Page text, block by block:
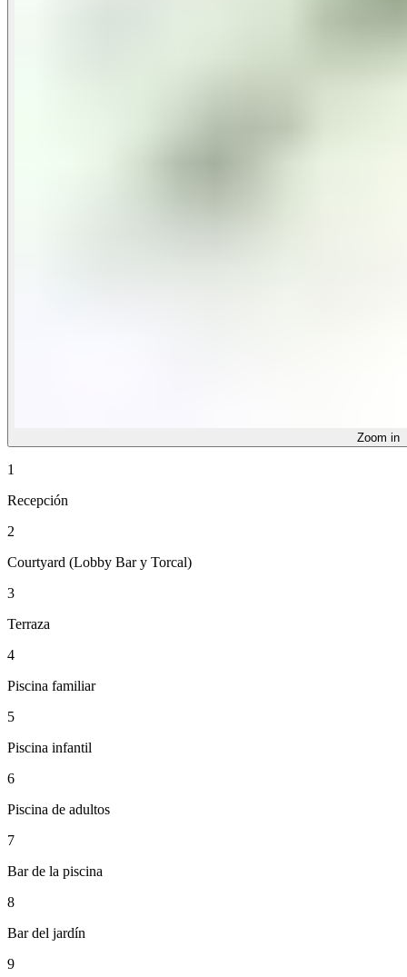
Zoom in
1
Recepción​​​​‌ ‍ ​‍​‍‌‍ ‌ ​‍‌‍‍‌‌‍‌ ‌‍‍‌‌‍ ‍​‍​‍​ ‍‍​‍​‍‌ ​ ‌‍​‌‌‍ ‍‌‍‍‌‌ ‌​‌ ‍‌​‍ ‍‌‍‍‌‌‍ ​‍​‍​‍ ​​‍​‍‌‍‍​‌ ​‍‌‍‌‌‌‍‌‍​‍​‍​ ‍‍​‍​‍‌‍‍​‌ ‌​‌ ‌​‌ ​​‌ ​ ​ ‍‍​‍ ​‍ ‌‍ ​​‍ ‌‌‍​‌‌‍ ‍‌‍‌​​‍ ‌‌ ​‍​‍ ‌‌‍‍​‌‍ ‌ ‌​‌‍‌‌‌‍ ​‌ ​ ​‍ ‌‌ ​ ‌ ‌​‌ ‌‌‌‍‌​‌‍‍‌‌‍ ​‍ ‍‌ ‌‍‌‍‌‌‌ ​‍‌‍​ ‌‍‌‌‌‍ ​​‍ ‍‌‍​‌‌ ​​‌ ​​​‍ ‌‍‍‌‌‍ ‍‌ ‌​‌‍‌‌‌‍ ‍‌ ‌​​‍ ‌‍‌‌‌‍‌​‌‍‍‌‌ ‌​​‍ ‌‍ ‌‌‍ ‌‍‌​‌‍‌‌​ ‌‌ ​​‌ ​‍‌‍‌‌‌ ​ ‌‍‌‌‌‍ ‍‌ ‌​‌‍​‌‌ ‌​‌‍‍‌‌‍ ‌‍ ‍​ ‍ ‌‍‍‌‌‍‌​​ ‌​ ‌‍‌‍‌​​ ​‌‌‍‌‌​ ​ ​ ‌ ‌‍‌​​ ​‌​‍ ‌​ ​‌‌‍‌​​ ​​‌‍‌‌​‍ ‌​ ‌​‌‍‌‍‌‍‌‍‌‍​‍​‍ ‌‌‍​‌​ ​ ​ ​‍​ ​‌​‍ ‌‌‍​‌​ ​‍​ ‌‍‌‍​ ​ ‌ ​ ​ ​ ‍‌​ ‌​​ ‌‌​ ‌‍‌‍​‍​ ​​​ ‍ ‌ ‌​‌ ‍‌‌ ​​‌‍‌‌​ ‌‌‍‍​‌‍ ‌ ‌​‌‍‌‌‌‍ ​‌‌​ ‌‍‍‌‌ ‌​‌‍‌‌‌‌​​‌‍​‌‌‍‌ ‌‍‌‌​ ‍ ‌ ​​‌‍​‌‌ ‌​‌‍‍​​ ‌‌ ​​‌‍​‌‌‍‌ ‌‍‌‌‌​​‍‌ ‌‌‌‍‍‌‌‍ ​‌‍‌​‌‍‌‌‌ ​‍​‍‌‌​ ‌‌‌​​‍‌‌ ‌‍‍ ‌‍‌‌‌ ‍‌​‍‌‌​ ​ ‌​‌​​‍‌‌​ ​ ‌​‌​​‍‌‌​ ​‍​ ​‍‌‍‌‌​ ‍​​ ‌‌​ ‌‌‌‍​ ​ ​‍‌‍​ ‌‍​‌​ ‌‍​ ​​​ ​ ​ ‌‌​‍‌‌​ ​‍​ ​‍​‍‌‌​ ‌‌‌​‌​​‍ ‍‌ ​​‌‍ ‌‍‍‌‌‍ ‍‌ ‌​‌ ​ ‌​ ‌‍‌‍‌​‍‌‌‍ ‍‌ ‌​‌‍‌‌‌ ​‍‌‍‌‌‌ ​ ‌ ‌​‌ ​ ​‍‌‌​ ‌‌‌​​‍‌‌ ‌‍‍ ‌‍‌‌‌ ‍‌​‍‌‌​ ​ ‌​‌​​‍‌‌​ ​ ‌​‌​​‍‌‌​ ​‍​ ​‍​ ‌​​ ​‍‌‍‌​‌‍​‍‌‍‌‍​ ‍​‌‍‌‍​ ​‍‌‍‌‍​ ‍​‌‍​‌​ ‍‌​‍‌‌​ ​‍​ ​‍​‍‌‌​ ‌‌‌​‌​​‍ ‍‌‍‌​‌‍‌‌‌ ‌​‌‍​‌‌‍‍‌‌‍ ​​ ‌‍​‍‌‍​‌‌ ​ ‌‍‌‌‌‌‌‌‌ ​‍‌‍ ​​ ‌‌‍‍​‌ ‌​‌ ‌​‌ ​​‌ ​ ​‍‌‌​ ​ ‌​​‌​‍‌‌​ ​‍‌​‌‍​‍‌‌​ ​‍‌​‌‍‌‍ ​​‍ ‌‌‍​‌‌‍ ‍‌‍‌​​‍ ‌‌ ​‍​‍ ‌‌‍‍​‌‍ ‌ ‌​‌‍‌‌‌‍ ​‌ ​ ​‍ ‌‌ ​ ‌ ‌​‌ ‌‌‌‍‌​‌‍‍‌‌‍ ​‍ ‍‌ ‌‍‌‍‌‌‌ ​‍‌‍​ ‌‍‌‌‌‍ ​​‍ ‍‌‍​‌‌ ​​‌ ​​​‍‌‍‌‍‍‌‌‍‌​​ ‌​ ‌‍‌‍‌​​ ​‌‌‍‌‌​ ​ ​ ‌ ‌‍‌​​ ​‌​‍ ‌​ ​‌‌‍‌​​ ​​‌‍‌‌​‍ ‌​ ‌​‌‍‌‍‌‍‌‍‌‍​‍​‍ ‌‌‍​‌​ ​ ​ ​‍​ ​‌​‍ ‌‌‍​‌​ ​‍​ ‌‍‌‍​ ​ ‌ ​ ​ ​ ‍‌​ ‌​​ ‌‌​ ‌‍‌‍​‍​ ​​​‍‌‍‌ ‌​‌ ‍‌‌ ​​‌‍‌‌​ ‌‌‍‍​‌‍ ‌ ‌​‌‍‌‌‌‍ ​‌‌​ ‌‍‍‌‌ ‌​‌‍‌‌‌‌​​‌‍​‌‌‍‌ ‌‍‌‌​‍‌‍‌ ​​‌‍​‌‌ ‌​‌‍‍​​ ‌‌ ​​‌‍​‌‌‍‌ ‌‍‌‌‌​​‍‌ ‌‌‌‍‍‌‌‍ ​‌‍‌​‌‍‌‌‌ ​‍​‍‌‌​ ‌‌‌​​‍‌‌ ‌‍‍ ‌‍‌‌‌ ‍‌​‍‌‌​ ​ ‌​‌​​‍‌‌​ ​ ‌​‌​​‍‌‌​ ​‍​ ​‍‌‍‌‌​ ‍​​ ‌‌​ ‌‌‌‍​ ​ ​‍‌‍​ ‌‍​‌​ ‌‍​ ​​​ ​ ​ ‌‌​‍‌‌​ ​‍​ ​‍​‍‌‌​ ‌‌‌​‌​​‍ ‍‌ ​​‌‍ ‌‍‍‌‌‍ ‍‌ ‌​‌ ​ ‌​ ‌‍‌‍‌​‍‌‌‍ ‍‌ ‌​‌‍‌‌‌ ​‍‌‍‌‌‌ ​ ‌ ‌​‌ ​ ​‍‌‌​ ‌‌‌​​‍‌‌ ‌‍‍ ‌‍‌‌‌ ‍‌​‍‌‌​ ​ ‌​‌​​‍‌‌​ ​ ‌​‌​​‍‌‌​ ​‍​ ​‍​ ‌​​ ​‍‌‍‌​‌‍​‍‌‍‌‍​ ‍​‌‍‌‍​ ​‍‌‍‌‍​ ‍​‌‍​‌​ ‍‌​‍‌‌​ ​‍​ ​‍​‍‌‌​ ‌‌‌​‌​​‍ ‍‌‍‌​‌‍‌‌‌ ‌​‌‍​‌‌‍‍‌‌‍ ​​‍‌‍‌ ​​‌‍‌‌‌ ​‍‌ ​ ‌ ​​‌‍‌‌‌‍​ ‌ ‌​‌‍‍‌‌ ‌‍‌‍‌‌​ ‌‌ ​​‌ ‌‌‌‍​‍‌‍ ​‌‍‍‌‌ ​ ‌‍‍​‌‍‌‌‌‍‌​​‍​‍‌ ‌
2
Courtyard (Lobby Bar y Torcal)​​​​‌ ‍ ​‍​‍‌‍ ‌ ​‍‌‍‍‌‌‍‌ ‌‍‍‌‌‍ ‍​‍​‍​ ‍‍​‍​‍‌ ​ ‌‍​‌‌‍ ‍‌‍‍‌‌ ‌​‌ ‍‌​‍ ‍‌‍‍‌‌‍ ​‍​‍​‍ ​​‍​‍‌‍‍​‌ ​‍‌‍‌‌‌‍‌‍​‍​‍​ ‍‍​‍​‍‌‍‍​‌ ‌​‌ ‌​‌ ​​‌ ​ ​ ‍‍​‍ ​‍ ‌‍ ​​‍ ‌‌‍​‌‌‍ ‍‌‍‌​​‍ ‌‌ ​‍​‍ ‌‌‍‍​‌‍ ‌ ‌​‌‍‌‌‌‍ ​‌ ​ ​‍ ‌‌ ​ ‌ ‌​‌ ‌‌‌‍‌​‌‍‍‌‌‍ ​‍ ‍‌ ‌‍‌‍‌‌‌ ​‍‌‍​ ‌‍‌‌‌‍ ​​‍ ‍‌‍​‌‌ ​​‌ ​​​‍ ‌‍‍‌‌‍ ‍‌ ‌​‌‍‌‌‌‍ ‍‌ ‌​​‍ ‌‍‌‌‌‍‌​‌‍‍‌‌ ‌​​‍ ‌‍ ‌‌‍ ‌‍‌​‌‍‌‌​ ‌‌ ​​‌ ​‍‌‍‌‌‌ ​ ‌‍‌‌‌‍ ‍‌ ‌​‌‍​‌‌ ‌​‌‍‍‌‌‍ ‌‍ ‍​ ‍ ‌‍‍‌‌‍‌​​ ‌​ ‌‍‌‍‌​​ ​‌‌‍‌‌​ ​ ​ ‌ ‌‍‌​​ ​‌​‍ ‌​ ​‌‌‍‌​​ ​​‌‍‌‌​‍ ‌​ ‌​‌‍‌‍‌‍‌‍‌‍​‍​‍ ‌‌‍​‌​ ​ ​ ​‍​ ​‌​‍ ‌‌‍​‌​ ​‍​ ‌‍‌‍​ ​ ‌ ​ ​ ​ ‍‌​ ‌​​ ‌‌​ ‌‍‌‍​‍​ ​​​ ‍ ‌ ‌​‌ ‍‌‌ ​​‌‍‌‌​ ‌‌‍‍​‌‍ ‌ ‌​‌‍‌‌‌‍ ​‌‌​ ‌‍‍‌‌ ‌​‌‍‌‌‌‌​​‌‍​‌‌‍‌ ‌‍‌‌​ ‍ ‌ ​​‌‍​‌‌ ‌​‌‍‍​​ ‌‌ ​​‌‍​‌‌‍‌ ‌‍‌‌‌​​‍‌ ‌‌‌‍‍‌‌‍ ​‌‍‌​‌‍‌‌‌ ​‍​‍‌‌​ ‌‌‌​​‍‌‌ ‌‍‍ ‌‍‌‌‌ ‍‌​‍‌‌​ ​ ‌​‌​​‍‌‌​ ​ ‌​‌​​‍‌‌​ ​‍​ ​‍‌‍‌‌​ ‍​​ ‌‌​ ‌‌‌‍​ ​ ​‍‌‍​ ‌‍​‌​ ‌‍​ ​​​ ​ ​ ‌‌​‍‌‌​ ​‍​ ​‍​‍‌‌​ ‌‌‌​‌​​‍ ‍‌ ​​‌‍ ‌‍‍‌‌‍ ‍‌ ‌​‌ ​ ‌​ ‌‍‌‍‌​‍‌‌‍ ‍‌ ‌​‌‍‌‌‌ ​‍‌‍‌‌‌ ​ ‌ ‌​‌ ​ ​‍‌‌​ ‌‌‌​​‍‌‌ ‌‍‍ ‌‍‌‌‌ ‍‌​‍‌‌​ ​ ‌​‌​​‍‌‌​ ​ ‌​‌​​‍‌‌​ ​‍​ ​‍​ ​​​ ‍​​ ‍‌​ ‌​​ ​‍​ ‌‍‌‍​‍‌‍​‌‌‍‌​‌‍‌‍​ ​ ‌‍‌‌​‍‌‌​ ​‍​ ​‍​‍‌‌​ ‌‌‌​‌​​‍ ‍‌‍‌​‌‍‌‌‌ ‌​‌‍​‌‌‍‍‌‌‍ ​​ ‌‍​‍‌‍​‌‌ ​ ‌‍‌‌‌‌‌‌‌ ​‍‌‍ ​​ ‌‌‍‍​‌ ‌​‌ ‌​‌ ​​‌ ​ ​‍‌‌​ ​ ‌​​‌​‍‌‌​ ​‍‌​‌‍​‍‌‌​ ​‍‌​‌‍‌‍ ​​‍ ‌‌‍​‌‌‍ ‍‌‍‌​​‍ ‌‌ ​‍​‍ ‌‌‍‍​‌‍ ‌ ‌​‌‍‌‌‌‍ ​‌ ​ ​‍ ‌‌ ​ ‌ ‌​‌ ‌‌‌‍‌​‌‍‍‌‌‍ ​‍ ‍‌ ‌‍‌‍‌‌‌ ​‍‌‍​ ‌‍‌‌‌‍ ​​‍ ‍‌‍​‌‌ ​​‌ ​​​‍‌‍‌‍‍‌‌‍‌​​ ‌​ ‌‍‌‍‌​​ ​‌‌‍‌‌​ ​ ​ ‌ ‌‍‌​​ ​‌​‍ ‌​ ​‌‌‍‌​​ ​​‌‍‌‌​‍ ‌​ ‌​‌‍‌‍‌‍‌‍‌‍​‍​‍ ‌‌‍​‌​ ​ ​ ​‍​ ​‌​‍ ‌‌‍​‌​ ​‍​ ‌‍‌‍​ ​ ‌ ​ ​ ​ ‍‌​ ‌​​ ‌‌​ ‌‍‌‍​‍​ ​​​‍‌‍‌ ‌​‌ ‍‌‌ ​​‌‍‌‌​ ‌‌‍‍​‌‍ ‌ ‌​‌‍‌‌‌‍ ​‌‌​ ‌‍‍‌‌ ‌​‌‍‌‌‌‌​​‌‍​‌‌‍‌ ‌‍‌‌​‍‌‍‌ ​​‌‍​‌‌ ‌​‌‍‍​​ ‌‌ ​​‌‍​‌‌‍‌ ‌‍‌‌‌​​‍‌ ‌‌‌‍‍‌‌‍ ​‌‍‌​‌‍‌‌‌ ​‍​‍‌‌​ ‌‌‌​​‍‌‌ ‌‍‍ ‌‍‌‌‌ ‍‌​‍‌‌​ ​ ‌​‌​​‍‌‌​ ​ ‌​‌​​‍‌‌​ ​‍​ ​‍‌‍‌‌​ ‍​​ ‌‌​ ‌‌‌‍​ ​ ​‍‌‍​ ‌‍​‌​ ‌‍​ ​​​ ​ ​ ‌‌​‍‌‌​ ​‍​ ​‍​‍‌‌​ ‌‌‌​‌​​‍ ‍‌ ​​‌‍ ‌‍‍‌‌‍ ‍‌ ‌​‌ ​ ‌​ ‌‍‌‍‌​‍‌‌‍ ‍‌ ‌​‌‍‌‌‌ ​‍‌‍‌‌‌ ​ ‌ ‌​‌ ​ ​‍‌‌​ ‌‌‌​​‍‌‌ ‌‍‍ ‌‍‌‌‌ ‍‌​‍‌‌​ ​ ‌​‌​​‍‌‌​ ​ ‌​‌​​‍‌‌​ ​‍​ ​‍​ ​​​ ‍​​ ‍‌​ ‌​​ ​‍​ ‌‍‌‍​‍‌‍​‌‌‍‌​‌‍‌‍​ ​ ‌‍‌‌​‍‌‌​ ​‍​ ​‍​‍‌‌​ ‌‌‌​‌​​‍ ‍‌‍‌​‌‍‌‌‌ ‌​‌‍​‌‌‍‍‌‌‍ ​​‍‌‍‌ ​​‌‍‌‌‌ ​‍‌ ​ ‌ ​​‌‍‌‌‌‍​ ‌ ‌​‌‍‍‌‌ ‌‍‌‍‌‌​ ‌‌ ​​‌ ‌‌‌‍​‍‌‍ ​‌‍‍‌‌ ​ ‌‍‍​‌‍‌‌‌‍‌​​‍​‍‌ ‌
3
Terraza ​​​​‌ ‍ ​‍​‍‌‍ ‌ ​‍‌‍‍‌‌‍‌ ‌‍‍‌‌‍ ‍​‍​‍​ ‍‍​‍​‍‌ ​ ‌‍​‌‌‍ ‍‌‍‍‌‌ ‌​‌ ‍‌​‍ ‍‌‍‍‌‌‍ ​‍​‍​‍ ​​‍​‍‌‍‍​‌ ​‍‌‍‌‌‌‍‌‍​‍​‍​ ‍‍​‍​‍‌‍‍​‌ ‌​‌ ‌​‌ ​​‌ ​ ​ ‍‍​‍ ​‍ ‌‍ ​​‍ ‌‌‍​‌‌‍ ‍‌‍‌​​‍ ‌‌ ​‍​‍ ‌‌‍‍​‌‍ ‌ ‌​‌‍‌‌‌‍ ​‌ ​ ​‍ ‌‌ ​ ‌ ‌​‌ ‌‌‌‍‌​‌‍‍‌‌‍ ​‍ ‍‌ ‌‍‌‍‌‌‌ ​‍‌‍​ ‌‍‌‌‌‍ ​​‍ ‍‌‍​‌‌ ​​‌ ​​​‍ ‌‍‍‌‌‍ ‍‌ ‌​‌‍‌‌‌‍ ‍‌ ‌​​‍ ‌‍‌‌‌‍‌​‌‍‍‌‌ ‌​​‍ ‌‍ ‌‌‍ ‌‍‌​‌‍‌‌​ ‌‌ ​​‌ ​‍‌‍‌‌‌ ​ ‌‍‌‌‌‍ ‍‌ ‌​‌‍​‌‌ ‌​‌‍‍‌‌‍ ‌‍ ‍​ ‍ ‌‍‍‌‌‍‌​​ ‌​ ‌‍‌‍‌​​ ​‌‌‍‌‌​ ​ ​ ‌ ‌‍‌​​ ​‌​‍ ‌​ ​‌‌‍‌​​ ​​‌‍‌‌​‍ ‌​ ‌​‌‍‌‍‌‍‌‍‌‍​‍​‍ ‌‌‍​‌​ ​ ​ ​‍​ ​‌​‍ ‌‌‍​‌​ ​‍​ ‌‍‌‍​ ​ ‌ ​ ​ ​ ‍‌​ ‌​​ ‌‌​ ‌‍‌‍​‍​ ​​​ ‍ ‌ ‌​‌ ‍‌‌ ​​‌‍‌‌​ ‌‌‍‍​‌‍ ‌ ‌​‌‍‌‌‌‍ ​‌‌​ ‌‍‍‌‌ ‌​‌‍‌‌‌‌​​‌‍​‌‌‍‌ ‌‍‌‌​ ‍ ‌ ​​‌‍​‌‌ ‌​‌‍‍​​ ‌‌ ​​‌‍​‌‌‍‌ ‌‍‌‌‌​​‍‌ ‌‌‌‍‍‌‌‍ ​‌‍‌​‌‍‌‌‌ ​‍​‍‌‌​ ‌‌‌​​‍‌‌ ‌‍‍ ‌‍‌‌‌ ‍‌​‍‌‌​ ​ ‌​‌​​‍‌‌​ ​ ‌​‌​​‍‌‌​ ​‍​ ​‍‌‍‌‌​ ‍​​ ‌‌​ ‌‌‌‍​ ​ ​‍‌‍​ ‌‍​‌​ ‌‍​ ​​​ ​ ​ ‌‌​‍‌‌​ ​‍​ ​‍​‍‌‌​ ‌‌‌​‌​​‍ ‍‌ ​​‌‍ ‌‍‍‌‌‍ ‍‌ ‌​‌ ​ ‌​ ‌‍‌‍‌​‍‌‌‍ ‍‌ ‌​‌‍‌‌‌ ​‍‌‍‌‌‌ ​ ‌ ‌​‌ ​ ​‍‌‌​ ‌‌‌​​‍‌‌ ‌‍‍ ‌‍‌‌‌ ‍‌​‍‌‌​ ​ ‌​‌​​‍‌‌​ ​ ‌​‌​​‍‌‌​ ​‍​ ​‍​ ‌ ​ ​‌​ ‍‌​ ​‌​ ​‍​ ‌​‌‍​‍​ ‌‍​ ​​​ ‌‍‌‍​‌‌‍​‌​‍‌‌​ ​‍​ ​‍​‍‌‌​ ‌‌‌​‌​​‍ ‍‌‍‌​‌‍‌‌‌ ‌​‌‍​‌‌‍‍‌‌‍ ​​ ‌‍​‍‌‍​‌‌ ​ ‌‍‌‌‌‌‌‌‌ ​‍‌‍ ​​ ‌‌‍‍​‌ ‌​‌ ‌​‌ ​​‌ ​ ​‍‌‌​ ​ ‌​​‌​‍‌‌​ ​‍‌​‌‍​‍‌‌​ ​‍‌​‌‍‌‍ ​​‍ ‌‌‍​‌‌‍ ‍‌‍‌​​‍ ‌‌ ​‍​‍ ‌‌‍‍​‌‍ ‌ ‌​‌‍‌‌‌‍ ​‌ ​ ​‍ ‌‌ ​ ‌ ‌​‌ ‌‌‌‍‌​‌‍‍‌‌‍ ​‍ ‍‌ ‌‍‌‍‌‌‌ ​‍‌‍​ ‌‍‌‌‌‍ ​​‍ ‍‌‍​‌‌ ​​‌ ​​​‍‌‍‌‍‍‌‌‍‌​​ ‌​ ‌‍‌‍‌​​ ​‌‌‍‌‌​ ​ ​ ‌ ‌‍‌​​ ​‌​‍ ‌​ ​‌‌‍‌​​ ​​‌‍‌‌​‍ ‌​ ‌​‌‍‌‍‌‍‌‍‌‍​‍​‍ ‌‌‍​‌​ ​ ​ ​‍​ ​‌​‍ ‌‌‍​‌​ ​‍​ ‌‍‌‍​ ​ ‌ ​ ​ ​ ‍‌​ ‌​​ ‌‌​ ‌‍‌‍​‍​ ​​​‍‌‍‌ ‌​‌ ‍‌‌ ​​‌‍‌‌​ ‌‌‍‍​‌‍ ‌ ‌​‌‍‌‌‌‍ ​‌‌​ ‌‍‍‌‌ ‌​‌‍‌‌‌‌​​‌‍​‌‌‍‌ ‌‍‌‌​‍‌‍‌ ​​‌‍​‌‌ ‌​‌‍‍​​ ‌‌ ​​‌‍​‌‌‍‌ ‌‍‌‌‌​​‍‌ ‌‌‌‍‍‌‌‍ ​‌‍‌​‌‍‌‌‌ ​‍​‍‌‌​ ‌‌‌​​‍‌‌ ‌‍‍ ‌‍‌‌‌ ‍‌​‍‌‌​ ​ ‌​‌​​‍‌‌​ ​ ‌​‌​​‍‌‌​ ​‍​ ​‍‌‍‌‌​ ‍​​ ‌‌​ ‌‌‌‍​ ​ ​‍‌‍​ ‌‍​‌​ ‌‍​ ​​​ ​ ​ ‌‌​‍‌‌​ ​‍​ ​‍​‍‌‌​ ‌‌‌​‌​​‍ ‍‌ ​​‌‍ ‌‍‍‌‌‍ ‍‌ ‌​‌ ​ ‌​ ‌‍‌‍‌​‍‌‌‍ ‍‌ ‌​‌‍‌‌‌ ​‍‌‍‌‌‌ ​ ‌ ‌​‌ ​ ​‍‌‌​ ‌‌‌​​‍‌‌ ‌‍‍ ‌‍‌‌‌ ‍‌​‍‌‌​ ​ ‌​‌​​‍‌‌​ ​ ‌​‌​​‍‌‌​ ​‍​ ​‍​ ‌ ​ ​‌​ ‍‌​ ​‌​ ​‍​ ‌​‌‍​‍​ ‌‍​ ​​​ ‌‍‌‍​‌‌‍​‌​‍‌‌​ ​‍​ ​‍​‍‌‌​ ‌‌‌​‌​​‍ ‍‌‍‌​‌‍‌‌‌ ‌​‌‍​‌‌‍‍‌‌‍ ​​‍‌‍‌ ​​‌‍‌‌‌ ​‍‌ ​ ‌ ​​‌‍‌‌‌‍​ ‌ ‌​‌‍‍‌‌ ‌‍‌‍‌‌​ ‌‌ ​​‌ ‌‌‌‍​‍‌‍ ​‌‍‍‌‌ ​ ‌‍‍​‌‍‌‌‌‍‌​​‍​‍‌ ‌
4
Piscina familiar​​​​‌ ‍ ​‍​‍‌‍ ‌ ​‍‌‍‍‌‌‍‌ ‌‍‍‌‌‍ ‍​‍​‍​ ‍‍​‍​‍‌ ​ ‌‍​‌‌‍ ‍‌‍‍‌‌ ‌​‌ ‍‌​‍ ‍‌‍‍‌‌‍ ​‍​‍​‍ ​​‍​‍‌‍‍​‌ ​‍‌‍‌‌‌‍‌‍​‍​‍​ ‍‍​‍​‍‌‍‍​‌ ‌​‌ ‌​‌ ​​‌ ​ ​ ‍‍​‍ ​‍ ‌‍ ​​‍ ‌‌‍​‌‌‍ ‍‌‍‌​​‍ ‌‌ ​‍​‍ ‌‌‍‍​‌‍ ‌ ‌​‌‍‌‌‌‍ ​‌ ​ ​‍ ‌‌ ​ ‌ ‌​‌ ‌‌‌‍‌​‌‍‍‌‌‍ ​‍ ‍‌ ‌‍‌‍‌‌‌ ​‍‌‍​ ‌‍‌‌‌‍ ​​‍ ‍‌‍​‌‌ ​​‌ ​​​‍ ‌‍‍‌‌‍ ‍‌ ‌​‌‍‌‌‌‍ ‍‌ ‌​​‍ ‌‍‌‌‌‍‌​‌‍‍‌‌ ‌​​‍ ‌‍ ‌‌‍ ‌‍‌​‌‍‌‌​ ‌‌ ​​‌ ​‍‌‍‌‌‌ ​ ‌‍‌‌‌‍ ‍‌ ‌​‌‍​‌‌ ‌​‌‍‍‌‌‍ ‌‍ ‍​ ‍ ‌‍‍‌‌‍‌​​ ‌​ ‌‍‌‍‌​​ ​‌‌‍‌‌​ ​ ​ ‌ ‌‍‌​​ ​‌​‍ ‌​ ​‌‌‍‌​​ ​​‌‍‌‌​‍ ‌​ ‌​‌‍‌‍‌‍‌‍‌‍​‍​‍ ‌‌‍​‌​ ​ ​ ​‍​ ​‌​‍ ‌‌‍​‌​ ​‍​ ‌‍‌‍​ ​ ‌ ​ ​ ​ ‍‌​ ‌​​ ‌‌​ ‌‍‌‍​‍​ ​​​ ‍ ‌ ‌​‌ ‍‌‌ ​​‌‍‌‌​ ‌‌‍‍​‌‍ ‌ ‌​‌‍‌‌‌‍ ​‌‌​ ‌‍‍‌‌ ‌​‌‍‌‌‌‌​​‌‍​‌‌‍‌ ‌‍‌‌​ ‍ ‌ ​​‌‍​‌‌ ‌​‌‍‍​​ ‌‌ ​​‌‍​‌‌‍‌ ‌‍‌‌‌​​‍‌ ‌‌‌‍‍‌‌‍ ​‌‍‌​‌‍‌‌‌ ​‍​‍‌‌​ ‌‌‌​​‍‌‌ ‌‍‍ ‌‍‌‌‌ ‍‌​‍‌‌​ ​ ‌​‌​​‍‌‌​ ​ ‌​‌​​‍‌‌​ ​‍​ ​‍‌‍‌‌​ ‍​​ ‌‌​ ‌‌‌‍​ ​ ​‍‌‍​ ‌‍​‌​ ‌‍​ ​​​ ​ ​ ‌‌​‍‌‌​ ​‍​ ​‍​‍‌‌​ ‌‌‌​‌​​‍ ‍‌ ​​‌‍ ‌‍‍‌‌‍ ‍‌ ‌​‌ ​ ‌​ ‌‍‌‍‌​‍‌‌‍ ‍‌ ‌​‌‍‌‌‌ ​‍‌‍‌‌‌ ​ ‌ ‌​‌ ​ ​‍‌‌​ ‌‌‌​​‍‌‌ ‌‍‍ ‌‍‌‌‌ ‍‌​‍‌‌​ ​ ‌​‌​​‍‌‌​ ​ ‌​‌​​‍‌‌​ ​‍​ ​‍​ ‌​‌‍​‌‌‍​ ‌‍​‌​ ​‍‌‍​ ‌‍‌‍‌‍​‍‌‍​ ‌‍‌​‌‍‌​‌‍​ ​‍‌‌​ ​‍​ ​‍​‍‌‌​ ‌‌‌​‌​​‍ ‍‌‍‌​‌‍‌‌‌ ‌​‌‍​‌‌‍‍‌‌‍ ​​ ‌‍​‍‌‍​‌‌ ​ ‌‍‌‌‌‌‌‌‌ ​‍‌‍ ​​ ‌‌‍‍​‌ ‌​‌ ‌​‌ ​​‌ ​ ​‍‌‌​ ​ ‌​​‌​‍‌‌​ ​‍‌​‌‍​‍‌‌​ ​‍‌​‌‍‌‍ ​​‍ ‌‌‍​‌‌‍ ‍‌‍‌​​‍ ‌‌ ​‍​‍ ‌‌‍‍​‌‍ ‌ ‌​‌‍‌‌‌‍ ​‌ ​ ​‍ ‌‌ ​ ‌ ‌​‌ ‌‌‌‍‌​‌‍‍‌‌‍ ​‍ ‍‌ ‌‍‌‍‌‌‌ ​‍‌‍​ ‌‍‌‌‌‍ ​​‍ ‍‌‍​‌‌ ​​‌ ​​​‍‌‍‌‍‍‌‌‍‌​​ ‌​ ‌‍‌‍‌​​ ​‌‌‍‌‌​ ​ ​ ‌ ‌‍‌​​ ​‌​‍ ‌​ ​‌‌‍‌​​ ​​‌‍‌‌​‍ ‌​ ‌​‌‍‌‍‌‍‌‍‌‍​‍​‍ ‌‌‍​‌​ ​ ​ ​‍​ ​‌​‍ ‌‌‍​‌​ ​‍​ ‌‍‌‍​ ​ ‌ ​ ​ ​ ‍‌​ ‌​​ ‌‌​ ‌‍‌‍​‍​ ​​​‍‌‍‌ ‌​‌ ‍‌‌ ​​‌‍‌‌​ ‌‌‍‍​‌‍ ‌ ‌​‌‍‌‌‌‍ ​‌‌​ ‌‍‍‌‌ ‌​‌‍‌‌‌‌​​‌‍​‌‌‍‌ ‌‍‌‌​‍‌‍‌ ​​‌‍​‌‌ ‌​‌‍‍​​ ‌‌ ​​‌‍​‌‌‍‌ ‌‍‌‌‌​​‍‌ ‌‌‌‍‍‌‌‍ ​‌‍‌​‌‍‌‌‌ ​‍​‍‌‌​ ‌‌‌​​‍‌‌ ‌‍‍ ‌‍‌‌‌ ‍‌​‍‌‌​ ​ ‌​‌​​‍‌‌​ ​ ‌​‌​​‍‌‌​ ​‍​ ​‍‌‍‌‌​ ‍​​ ‌‌​ ‌‌‌‍​ ​ ​‍‌‍​ ‌‍​‌​ ‌‍​ ​​​ ​ ​ ‌‌​‍‌‌​ ​‍​ ​‍​‍‌‌​ ‌‌‌​‌​​‍ ‍‌ ​​‌‍ ‌‍‍‌‌‍ ‍‌ ‌​‌ ​ ‌​ ‌‍‌‍‌​‍‌‌‍ ‍‌ ‌​‌‍‌‌‌ ​‍‌‍‌‌‌ ​ ‌ ‌​‌ ​ ​‍‌‌​ ‌‌‌​​‍‌‌ ‌‍‍ ‌‍‌‌‌ ‍‌​‍‌‌​ ​ ‌​‌​​‍‌‌​ ​ ‌​‌​​‍‌‌​ ​‍​ ​‍​ ‌​‌‍​‌‌‍​ ‌‍​‌​ ​‍‌‍​ ‌‍‌‍‌‍​‍‌‍​ ‌‍‌​‌‍‌​‌‍​ ​‍‌‌​ ​‍​ ​‍​‍‌‌​ ‌‌‌​‌​​‍ ‍‌‍‌​‌‍‌‌‌ ‌​‌‍​‌‌‍‍‌‌‍ ​​‍‌‍‌ ​​‌‍‌‌‌ ​‍‌ ​ ‌ ​​‌‍‌‌‌‍​ ‌ ‌​‌‍‍‌‌ ‌‍‌‍‌‌​ ‌‌ ​​‌ ‌‌‌‍​‍‌‍ ​‌‍‍‌‌ ​ ‌‍‍​‌‍‌‌‌‍‌​​‍​‍‌ ‌
5
Piscina infantil​​​​‌ ‍ ​‍​‍‌‍ ‌ ​‍‌‍‍‌‌‍‌ ‌‍‍‌‌‍ ‍​‍​‍​ ‍‍​‍​‍‌ ​ ‌‍​‌‌‍ ‍‌‍‍‌‌ ‌​‌ ‍‌​‍ ‍‌‍‍‌‌‍ ​‍​‍​‍ ​​‍​‍‌‍‍​‌ ​‍‌‍‌‌‌‍‌‍​‍​‍​ ‍‍​‍​‍‌‍‍​‌ ‌​‌ ‌​‌ ​​‌ ​ ​ ‍‍​‍ ​‍ ‌‍ ​​‍ ‌‌‍​‌‌‍ ‍‌‍‌​​‍ ‌‌ ​‍​‍ ‌‌‍‍​‌‍ ‌ ‌​‌‍‌‌‌‍ ​‌ ​ ​‍ ‌‌ ​ ‌ ‌​‌ ‌‌‌‍‌​‌‍‍‌‌‍ ​‍ ‍‌ ‌‍‌‍‌‌‌ ​‍‌‍​ ‌‍‌‌‌‍ ​​‍ ‍‌‍​‌‌ ​​‌ ​​​‍ ‌‍‍‌‌‍ ‍‌ ‌​‌‍‌‌‌‍ ‍‌ ‌​​‍ ‌‍‌‌‌‍‌​‌‍‍‌‌ ‌​​‍ ‌‍ ‌‌‍ ‌‍‌​‌‍‌‌​ ‌‌ ​​‌ ​‍‌‍‌‌‌ ​ ‌‍‌‌‌‍ ‍‌ ‌​‌‍​‌‌ ‌​‌‍‍‌‌‍ ‌‍ ‍​ ‍ ‌‍‍‌‌‍‌​​ ‌​ ‌‍‌‍‌​​ ​‌‌‍‌‌​ ​ ​ ‌ ‌‍‌​​ ​‌​‍ ‌​ ​‌‌‍‌​​ ​​‌‍‌‌​‍ ‌​ ‌​‌‍‌‍‌‍‌‍‌‍​‍​‍ ‌‌‍​‌​ ​ ​ ​‍​ ​‌​‍ ‌‌‍​‌​ ​‍​ ‌‍‌‍​ ​ ‌ ​ ​ ​ ‍‌​ ‌​​ ‌‌​ ‌‍‌‍​‍​ ​​​ ‍ ‌ ‌​‌ ‍‌‌ ​​‌‍‌‌​ ‌‌‍‍​‌‍ ‌ ‌​‌‍‌‌‌‍ ​‌‌​ ‌‍‍‌‌ ‌​‌‍‌‌‌‌​​‌‍​‌‌‍‌ ‌‍‌‌​ ‍ ‌ ​​‌‍​‌‌ ‌​‌‍‍​​ ‌‌ ​​‌‍​‌‌‍‌ ‌‍‌‌‌​​‍‌ ‌‌‌‍‍‌‌‍ ​‌‍‌​‌‍‌‌‌ ​‍​‍‌‌​ ‌‌‌​​‍‌‌ ‌‍‍ ‌‍‌‌‌ ‍‌​‍‌‌​ ​ ‌​‌​​‍‌‌​ ​ ‌​‌​​‍‌‌​ ​‍​ ​‍‌‍‌‌​ ‍​​ ‌‌​ ‌‌‌‍​ ​ ​‍‌‍​ ‌‍​‌​ ‌‍​ ​​​ ​ ​ ‌‌​‍‌‌​ ​‍​ ​‍​‍‌‌​ ‌‌‌​‌​​‍ ‍‌ ​​‌‍ ‌‍‍‌‌‍ ‍‌ ‌​‌ ​ ‌​ ‌‍‌‍‌​‍‌‌‍ ‍‌ ‌​‌‍‌‌‌ ​‍‌‍‌‌‌ ​ ‌ ‌​‌ ​ ​‍‌‌​ ‌‌‌​​‍‌‌ ‌‍‍ ‌‍‌‌‌ ‍‌​‍‌‌​ ​ ‌​‌​​‍‌‌​ ​ ‌​‌​​‍‌‌​ ​‍​ ​‍‌‍‌‌​ ‌​​ ​ ‌‍‌​​ ​‍​ ‌ ​ ​ ​ ‍‌​ ‌‌​ ‍​‌‍​‍‌‍‌‍​‍‌‌​ ​‍​ ​‍​‍‌‌​ ‌‌‌​‌​​‍ ‍‌‍‌​‌‍‌‌‌ ‌​‌‍​‌‌‍‍‌‌‍ ​​ ‌‍​‍‌‍​‌‌ ​ ‌‍‌‌‌‌‌‌‌ ​‍‌‍ ​​ ‌‌‍‍​‌ ‌​‌ ‌​‌ ​​‌ ​ ​‍‌‌​ ​ ‌​​‌​‍‌‌​ ​‍‌​‌‍​‍‌‌​ ​‍‌​‌‍‌‍ ​​‍ ‌‌‍​‌‌‍ ‍‌‍‌​​‍ ‌‌ ​‍​‍ ‌‌‍‍​‌‍ ‌ ‌​‌‍‌‌‌‍ ​‌ ​ ​‍ ‌‌ ​ ‌ ‌​‌ ‌‌‌‍‌​‌‍‍‌‌‍ ​‍ ‍‌ ‌‍‌‍‌‌‌ ​‍‌‍​ ‌‍‌‌‌‍ ​​‍ ‍‌‍​‌‌ ​​‌ ​​​‍‌‍‌‍‍‌‌‍‌​​ ‌​ ‌‍‌‍‌​​ ​‌‌‍‌‌​ ​ ​ ‌ ‌‍‌​​ ​‌​‍ ‌​ ​‌‌‍‌​​ ​​‌‍‌‌​‍ ‌​ ‌​‌‍‌‍‌‍‌‍‌‍​‍​‍ ‌‌‍​‌​ ​ ​ ​‍​ ​‌​‍ ‌‌‍​‌​ ​‍​ ‌‍‌‍​ ​ ‌ ​ ​ ​ ‍‌​ ‌​​ ‌‌​ ‌‍‌‍​‍​ ​​​‍‌‍‌ ‌​‌ ‍‌‌ ​​‌‍‌‌​ ‌‌‍‍​‌‍ ‌ ‌​‌‍‌‌‌‍ ​‌‌​ ‌‍‍‌‌ ‌​‌‍‌‌‌‌​​‌‍​‌‌‍‌ ‌‍‌‌​‍‌‍‌ ​​‌‍​‌‌ ‌​‌‍‍​​ ‌‌ ​​‌‍​‌‌‍‌ ‌‍‌‌‌​​‍‌ ‌‌‌‍‍‌‌‍ ​‌‍‌​‌‍‌‌‌ ​‍​‍‌‌​ ‌‌‌​​‍‌‌ ‌‍‍ ‌‍‌‌‌ ‍‌​‍‌‌​ ​ ‌​‌​​‍‌‌​ ​ ‌​‌​​‍‌‌​ ​‍​ ​‍‌‍‌‌​ ‍​​ ‌‌​ ‌‌‌‍​ ​ ​‍‌‍​ ‌‍​‌​ ‌‍​ ​​​ ​ ​ ‌‌​‍‌‌​ ​‍​ ​‍​‍‌‌​ ‌‌‌​‌​​‍ ‍‌ ​​‌‍ ‌‍‍‌‌‍ ‍‌ ‌​‌ ​ ‌​ ‌‍‌‍‌​‍‌‌‍ ‍‌ ‌​‌‍‌‌‌ ​‍‌‍‌‌‌ ​ ‌ ‌​‌ ​ ​‍‌‌​ ‌‌‌​​‍‌‌ ‌‍‍ ‌‍‌‌‌ ‍‌​‍‌‌​ ​ ‌​‌​​‍‌‌​ ​ ‌​‌​​‍‌‌​ ​‍​ ​‍‌‍‌‌​ ‌​​ ​ ‌‍‌​​ ​‍​ ‌ ​ ​ ​ ‍‌​ ‌‌​ ‍​‌‍​‍‌‍‌‍​‍‌‌​ ​‍​ ​‍​‍‌‌​ ‌‌‌​‌​​‍ ‍‌‍‌​‌‍‌‌‌ ‌​‌‍​‌‌‍‍‌‌‍ ​​‍‌‍‌ ​​‌‍‌‌‌ ​‍‌ ​ ‌ ​​‌‍‌‌‌‍​ ‌ ‌​‌‍‍‌‌ ‌‍‌‍‌‌​ ‌‌ ​​‌ ‌‌‌‍​‍‌‍ ​‌‍‍‌‌ ​ ‌‍‍​‌‍‌‌‌‍‌​​‍​‍‌ ‌
6
Piscina de adultos​​​​‌ ‍ ​‍​‍‌‍ ‌ ​‍‌‍‍‌‌‍‌ ‌‍‍‌‌‍ ‍​‍​‍​ ‍‍​‍​‍‌ ​ ‌‍​‌‌‍ ‍‌‍‍‌‌ ‌​‌ ‍‌​‍ ‍‌‍‍‌‌‍ ​‍​‍​‍ ​​‍​‍‌‍‍​‌ ​‍‌‍‌‌‌‍‌‍​‍​‍​ ‍‍​‍​‍‌‍‍​‌ ‌​‌ ‌​‌ ​​‌ ​ ​ ‍‍​‍ ​‍ ‌‍ ​​‍ ‌‌‍​‌‌‍ ‍‌‍‌​​‍ ‌‌ ​‍​‍ ‌‌‍‍​‌‍ ‌ ‌​‌‍‌‌‌‍ ​‌ ​ ​‍ ‌‌ ​ ‌ ‌​‌ ‌‌‌‍‌​‌‍‍‌‌‍ ​‍ ‍‌ ‌‍‌‍‌‌‌ ​‍‌‍​ ‌‍‌‌‌‍ ​​‍ ‍‌‍​‌‌ ​​‌ ​​​‍ ‌‍‍‌‌‍ ‍‌ ‌​‌‍‌‌‌‍ ‍‌ ‌​​‍ ‌‍‌‌‌‍‌​‌‍‍‌‌ ‌​​‍ ‌‍ ‌‌‍ ‌‍‌​‌‍‌‌​ ‌‌ ​​‌ ​‍‌‍‌‌‌ ​ ‌‍‌‌‌‍ ‍‌ ‌​‌‍​‌‌ ‌​‌‍‍‌‌‍ ‌‍ ‍​ ‍ ‌‍‍‌‌‍‌​​ ‌​ ‌‍‌‍‌​​ ​‌‌‍‌‌​ ​ ​ ‌ ‌‍‌​​ ​‌​‍ ‌​ ​‌‌‍‌​​ ​​‌‍‌‌​‍ ‌​ ‌​‌‍‌‍‌‍‌‍‌‍​‍​‍ ‌‌‍​‌​ ​ ​ ​‍​ ​‌​‍ ‌‌‍​‌​ ​‍​ ‌‍‌‍​ ​ ‌ ​ ​ ​ ‍‌​ ‌​​ ‌‌​ ‌‍‌‍​‍​ ​​​ ‍ ‌ ‌​‌ ‍‌‌ ​​‌‍‌‌​ ‌‌‍‍​‌‍ ‌ ‌​‌‍‌‌‌‍ ​‌‌​ ‌‍‍‌‌ ‌​‌‍‌‌‌‌​​‌‍​‌‌‍‌ ‌‍‌‌​ ‍ ‌ ​​‌‍​‌‌ ‌​‌‍‍​​ ‌‌ ​​‌‍​‌‌‍‌ ‌‍‌‌‌​​‍‌ ‌‌‌‍‍‌‌‍ ​‌‍‌​‌‍‌‌‌ ​‍​‍‌‌​ ‌‌‌​​‍‌‌ ‌‍‍ ‌‍‌‌‌ ‍‌​‍‌‌​ ​ ‌​‌​​‍‌‌​ ​ ‌​‌​​‍‌‌​ ​‍​ ​‍‌‍‌‌​ ‍​​ ‌‌​ ‌‌‌‍​ ​ ​‍‌‍​ ‌‍​‌​ ‌‍​ ​​​ ​ ​ ‌‌​‍‌‌​ ​‍​ ​‍​‍‌‌​ ‌‌‌​‌​​‍ ‍‌ ​​‌‍ ‌‍‍‌‌‍ ‍‌ ‌​‌ ​ ‌​ ‌‍‌‍‌​‍‌‌‍ ‍‌ ‌​‌‍‌‌‌ ​‍‌‍‌‌‌ ​ ‌ ‌​‌ ​ ​‍‌‌​ ‌‌‌​​‍‌‌ ‌‍‍ ‌‍‌‌‌ ‍‌​‍‌‌​ ​ ‌​‌​​‍‌‌​ ​ ‌​‌​​‍‌‌​ ​‍​ ​‍​ ‌‌‌‍‌​​ ​‍​ ‌ ‌‍​ ‌‍‌‍​ ​ ​ ​ ​ ​ ‌‍‌‍​ ​‌​ ‌​​‍‌‌​ ​‍​ ​‍​‍‌‌​ ‌‌‌​‌​​‍ ‍‌‍‌​‌‍‌‌‌ ‌​‌‍​‌‌‍‍‌‌‍ ​​ ‌‍​‍‌‍​‌‌ ​ ‌‍‌‌‌‌‌‌‌ ​‍‌‍ ​​ ‌‌‍‍​‌ ‌​‌ ‌​‌ ​​‌ ​ ​‍‌‌​ ​ ‌​​‌​‍‌‌​ ​‍‌​‌‍​‍‌‌​ ​‍‌​‌‍‌‍ ​​‍ ‌‌‍​‌‌‍ ‍‌‍‌​​‍ ‌‌ ​‍​‍ ‌‌‍‍​‌‍ ‌ ‌​‌‍‌‌‌‍ ​‌ ​ ​‍ ‌‌ ​ ‌ ‌​‌ ‌‌‌‍‌​‌‍‍‌‌‍ ​‍ ‍‌ ‌‍‌‍‌‌‌ ​‍‌‍​ ‌‍‌‌‌‍ ​​‍ ‍‌‍​‌‌ ​​‌ ​​​‍‌‍‌‍‍‌‌‍‌​​ ‌​ ‌‍‌‍‌​​ ​‌‌‍‌‌​ ​ ​ ‌ ‌‍‌​​ ​‌​‍ ‌​ ​‌‌‍‌​​ ​​‌‍‌‌​‍ ‌​ ‌​‌‍‌‍‌‍‌‍‌‍​‍​‍ ‌‌‍​‌​ ​ ​ ​‍​ ​‌​‍ ‌‌‍​‌​ ​‍​ ‌‍‌‍​ ​ ‌ ​ ​ ​ ‍‌​ ‌​​ ‌‌​ ‌‍‌‍​‍​ ​​​‍‌‍‌ ‌​‌ ‍‌‌ ​​‌‍‌‌​ ‌‌‍‍​‌‍ ‌ ‌​‌‍‌‌‌‍ ​‌‌​ ‌‍‍‌‌ ‌​‌‍‌‌‌‌​​‌‍​‌‌‍‌ ‌‍‌‌​‍‌‍‌ ​​‌‍​‌‌ ‌​‌‍‍​​ ‌‌ ​​‌‍​‌‌‍‌ ‌‍‌‌‌​​‍‌ ‌‌‌‍‍‌‌‍ ​‌‍‌​‌‍‌‌‌ ​‍​‍‌‌​ ‌‌‌​​‍‌‌ ‌‍‍ ‌‍‌‌‌ ‍‌​‍‌‌​ ​ ‌​‌​​‍‌‌​ ​ ‌​‌​​‍‌‌​ ​‍​ ​‍‌‍‌‌​ ‍​​ ‌‌​ ‌‌‌‍​ ​ ​‍‌‍​ ‌‍​‌​ ‌‍​ ​​​ ​ ​ ‌‌​‍‌‌​ ​‍​ ​‍​‍‌‌​ ‌‌‌​‌​​‍ ‍‌ ​​‌‍ ‌‍‍‌‌‍ ‍‌ ‌​‌ ​ ‌​ ‌‍‌‍‌​‍‌‌‍ ‍‌ ‌​‌‍‌‌‌ ​‍‌‍‌‌‌ ​ ‌ ‌​‌ ​ ​‍‌‌​ ‌‌‌​​‍‌‌ ‌‍‍ ‌‍‌‌‌ ‍‌​‍‌‌​ ​ ‌​‌​​‍‌‌​ ​ ‌​‌​​‍‌‌​ ​‍​ ​‍​ ‌‌‌‍‌​​ ​‍​ ‌ ‌‍​ ‌‍‌‍​ ​ ​ ​ ​ ​ ‌‍‌‍​ ​‌​ ‌​​‍‌‌​ ​‍​ ​‍​‍‌‌​ ‌‌‌​‌​​‍ ‍‌‍‌​‌‍‌‌‌ ‌​‌‍​‌‌‍‍‌‌‍ ​​‍‌‍‌ ​​‌‍‌‌‌ ​‍‌ ​ ‌ ​​‌‍‌‌‌‍​ ‌ ‌​‌‍‍‌‌ ‌‍‌‍‌‌​ ‌‌ ​​‌ ‌‌‌‍​‍‌‍ ​‌‍‍‌‌ ​ ‌‍‍​‌‍‌‌‌‍‌​​‍​‍‌ ‌
7
Bar de la piscina​​​​‌ ‍ ​‍​‍‌‍ ‌ ​‍‌‍‍‌‌‍‌ ‌‍‍‌‌‍ ‍​‍​‍​ ‍‍​‍​‍‌ ​ ‌‍​‌‌‍ ‍‌‍‍‌‌ ‌​‌ ‍‌​‍ ‍‌‍‍‌‌‍ ​‍​‍​‍ ​​‍​‍‌‍‍​‌ ​‍‌‍‌‌‌‍‌‍​‍​‍​ ‍‍​‍​‍‌‍‍​‌ ‌​‌ ‌​‌ ​​‌ ​ ​ ‍‍​‍ ​‍ ‌‍ ​​‍ ‌‌‍​‌‌‍ ‍‌‍‌​​‍ ‌‌ ​‍​‍ ‌‌‍‍​‌‍ ‌ ‌​‌‍‌‌‌‍ ​‌ ​ ​‍ ‌‌ ​ ‌ ‌​‌ ‌‌‌‍‌​‌‍‍‌‌‍ ​‍ ‍‌ ‌‍‌‍‌‌‌ ​‍‌‍​ ‌‍‌‌‌‍ ​​‍ ‍‌‍​‌‌ ​​‌ ​​​‍ ‌‍‍‌‌‍ ‍‌ ‌​‌‍‌‌‌‍ ‍‌ ‌​​‍ ‌‍‌‌‌‍‌​‌‍‍‌‌ ‌​​‍ ‌‍ ‌‌‍ ‌‍‌​‌‍‌‌​ ‌‌ ​​‌ ​‍‌‍‌‌‌ ​ ‌‍‌‌‌‍ ‍‌ ‌​‌‍​‌‌ ‌​‌‍‍‌‌‍ ‌‍ ‍​ ‍ ‌‍‍‌‌‍‌​​ ‌​ ‌‍‌‍‌​​ ​‌‌‍‌‌​ ​ ​ ‌ ‌‍‌​​ ​‌​‍ ‌​ ​‌‌‍‌​​ ​​‌‍‌‌​‍ ‌​ ‌​‌‍‌‍‌‍‌‍‌‍​‍​‍ ‌‌‍​‌​ ​ ​ ​‍​ ​‌​‍ ‌‌‍​‌​ ​‍​ ‌‍‌‍​ ​ ‌ ​ ​ ​ ‍‌​ ‌​​ ‌‌​ ‌‍‌‍​‍​ ​​​ ‍ ‌ ‌​‌ ‍‌‌ ​​‌‍‌‌​ ‌‌‍‍​‌‍ ‌ ‌​‌‍‌‌‌‍ ​‌‌​ ‌‍‍‌‌ ‌​‌‍‌‌‌‌​​‌‍​‌‌‍‌ ‌‍‌‌​ ‍ ‌ ​​‌‍​‌‌ ‌​‌‍‍​​ ‌‌ ​​‌‍​‌‌‍‌ ‌‍‌‌‌​​‍‌ ‌‌‌‍‍‌‌‍ ​‌‍‌​‌‍‌‌‌ ​‍​‍‌‌​ ‌‌‌​​‍‌‌ ‌‍‍ ‌‍‌‌‌ ‍‌​‍‌‌​ ​ ‌​‌​​‍‌‌​ ​ ‌​‌​​‍‌‌​ ​‍​ ​‍‌‍‌‌​ ‍​​ ‌‌​ ‌‌‌‍​ ​ ​‍‌‍​ ‌‍​‌​ ‌‍​ ​​​ ​ ​ ‌‌​‍‌‌​ ​‍​ ​‍​‍‌‌​ ‌‌‌​‌​​‍ ‍‌ ​​‌‍ ‌‍‍‌‌‍ ‍‌ ‌​‌ ​ ‌​ ‌‍‌‍‌​‍‌‌‍ ‍‌ ‌​‌‍‌‌‌ ​‍‌‍‌‌‌ ​ ‌ ‌​‌ ​ ​‍‌‌​ ‌‌‌​​‍‌‌ ‌‍‍ ‌‍‌‌‌ ‍‌​‍‌‌​ ​ ‌​‌​​‍‌‌​ ​ ‌​‌​​‍‌‌​ ​‍​ ​‍​ ​‍​ ​ ‌‍‌‍‌‍​‌​ ‌​​ ​‍‌‍​‌​ ​‌​ ‌​‌‍​‌​ ‌‍‌‍‌‌​‍‌‌​ ​‍​ ​‍​‍‌‌​ ‌‌‌​‌​​‍ ‍‌‍‌​‌‍‌‌‌ ‌​‌‍​‌‌‍‍‌‌‍ ​​ ‌‍​‍‌‍​‌‌ ​ ‌‍‌‌‌‌‌‌‌ ​‍‌‍ ​​ ‌‌‍‍​‌ ‌​‌ ‌​‌ ​​‌ ​ ​‍‌‌​ ​ ‌​​‌​‍‌‌​ ​‍‌​‌‍​‍‌‌​ ​‍‌​‌‍‌‍ ​​‍ ‌‌‍​‌‌‍ ‍‌‍‌​​‍ ‌‌ ​‍​‍ ‌‌‍‍​‌‍ ‌ ‌​‌‍‌‌‌‍ ​‌ ​ ​‍ ‌‌ ​ ‌ ‌​‌ ‌‌‌‍‌​‌‍‍‌‌‍ ​‍ ‍‌ ‌‍‌‍‌‌‌ ​‍‌‍​ ‌‍‌‌‌‍ ​​‍ ‍‌‍​‌‌ ​​‌ ​​​‍‌‍‌‍‍‌‌‍‌​​ ‌​ ‌‍‌‍‌​​ ​‌‌‍‌‌​ ​ ​ ‌ ‌‍‌​​ ​‌​‍ ‌​ ​‌‌‍‌​​ ​​‌‍‌‌​‍ ‌​ ‌​‌‍‌‍‌‍‌‍‌‍​‍​‍ ‌‌‍​‌​ ​ ​ ​‍​ ​‌​‍ ‌‌‍​‌​ ​‍​ ‌‍‌‍​ ​ ‌ ​ ​ ​ ‍‌​ ‌​​ ‌‌​ ‌‍‌‍​‍​ ​​​‍‌‍‌ ‌​‌ ‍‌‌ ​​‌‍‌‌​ ‌‌‍‍​‌‍ ‌ ‌​‌‍‌‌‌‍ ​‌‌​ ‌‍‍‌‌ ‌​‌‍‌‌‌‌​​‌‍​‌‌‍‌ ‌‍‌‌​‍‌‍‌ ​​‌‍​‌‌ ‌​‌‍‍​​ ‌‌ ​​‌‍​‌‌‍‌ ‌‍‌‌‌​​‍‌ ‌‌‌‍‍‌‌‍ ​‌‍‌​‌‍‌‌‌ ​‍​‍‌‌​ ‌‌‌​​‍‌‌ ‌‍‍ ‌‍‌‌‌ ‍‌​‍‌‌​ ​ ‌​‌​​‍‌‌​ ​ ‌​‌​​‍‌‌​ ​‍​ ​‍‌‍‌‌​ ‍​​ ‌‌​ ‌‌‌‍​ ​ ​‍‌‍​ ‌‍​‌​ ‌‍​ ​​​ ​ ​ ‌‌​‍‌‌​ ​‍​ ​‍​‍‌‌​ ‌‌‌​‌​​‍ ‍‌ ​​‌‍ ‌‍‍‌‌‍ ‍‌ ‌​‌ ​ ‌​ ‌‍‌‍‌​‍‌‌‍ ‍‌ ‌​‌‍‌‌‌ ​‍‌‍‌‌‌ ​ ‌ ‌​‌ ​ ​‍‌‌​ ‌‌‌​​‍‌‌ ‌‍‍ ‌‍‌‌‌ ‍‌​‍‌‌​ ​ ‌​‌​​‍‌‌​ ​ ‌​‌​​‍‌‌​ ​‍​ ​‍​ ​‍​ ​ ‌‍‌‍‌‍​‌​ ‌​​ ​‍‌‍​‌​ ​‌​ ‌​‌‍​‌​ ‌‍‌‍‌‌​‍‌‌​ ​‍​ ​‍​‍‌‌​ ‌‌‌​‌​​‍ ‍‌‍‌​‌‍‌‌‌ ‌​‌‍​‌‌‍‍‌‌‍ ​​‍‌‍‌ ​​‌‍‌‌‌ ​‍‌ ​ ‌ ​​‌‍‌‌‌‍​ ‌ ‌​‌‍‍‌‌ ‌‍‌‍‌‌​ ‌‌ ​​‌ ‌‌‌‍​‍‌‍ ​‌‍‍‌‌ ​ ‌‍‍​‌‍‌‌‌‍‌​​‍​‍‌ ‌
8
Bar del jardín​​​​‌ ‍ ​‍​‍‌‍ ‌ ​‍‌‍‍‌‌‍‌ ‌‍‍‌‌‍ ‍​‍​‍​ ‍‍​‍​‍‌ ​ ‌‍​‌‌‍ ‍‌‍‍‌‌ ‌​‌ ‍‌​‍ ‍‌‍‍‌‌‍ ​‍​‍​‍ ​​‍​‍‌‍‍​‌ ​‍‌‍‌‌‌‍‌‍​‍​‍​ ‍‍​‍​‍‌‍‍​‌ ‌​‌ ‌​‌ ​​‌ ​ ​ ‍‍​‍ ​‍ ‌‍ ​​‍ ‌‌‍​‌‌‍ ‍‌‍‌​​‍ ‌‌ ​‍​‍ ‌‌‍‍​‌‍ ‌ ‌​‌‍‌‌‌‍ ​‌ ​ ​‍ ‌‌ ​ ‌ ‌​‌ ‌‌‌‍‌​‌‍‍‌‌‍ ​‍ ‍‌ ‌‍‌‍‌‌‌ ​‍‌‍​ ‌‍‌‌‌‍ ​​‍ ‍‌‍​‌‌ ​​‌ ​​​‍ ‌‍‍‌‌‍ ‍‌ ‌​‌‍‌‌‌‍ ‍‌ ‌​​‍ ‌‍‌‌‌‍‌​‌‍‍‌‌ ‌​​‍ ‌‍ ‌‌‍ ‌‍‌​‌‍‌‌​ ‌‌ ​​‌ ​‍‌‍‌‌‌ ​ ‌‍‌‌‌‍ ‍‌ ‌​‌‍​‌‌ ‌​‌‍‍‌‌‍ ‌‍ ‍​ ‍ ‌‍‍‌‌‍‌​​ ‌​ ‌‍‌‍‌​​ ​‌‌‍‌‌​ ​ ​ ‌ ‌‍‌​​ ​‌​‍ ‌​ ​‌‌‍‌​​ ​​‌‍‌‌​‍ ‌​ ‌​‌‍‌‍‌‍‌‍‌‍​‍​‍ ‌‌‍​‌​ ​ ​ ​‍​ ​‌​‍ ‌‌‍​‌​ ​‍​ ‌‍‌‍​ ​ ‌ ​ ​ ​ ‍‌​ ‌​​ ‌‌​ ‌‍‌‍​‍​ ​​​ ‍ ‌ ‌​‌ ‍‌‌ ​​‌‍‌‌​ ‌‌‍‍​‌‍ ‌ ‌​‌‍‌‌‌‍ ​‌‌​ ‌‍‍‌‌ ‌​‌‍‌‌‌‌​​‌‍​‌‌‍‌ ‌‍‌‌​ ‍ ‌ ​​‌‍​‌‌ ‌​‌‍‍​​ ‌‌ ​​‌‍​‌‌‍‌ ‌‍‌‌‌​​‍‌ ‌‌‌‍‍‌‌‍ ​‌‍‌​‌‍‌‌‌ ​‍​‍‌‌​ ‌‌‌​​‍‌‌ ‌‍‍ ‌‍‌‌‌ ‍‌​‍‌‌​ ​ ‌​‌​​‍‌‌​ ​ ‌​‌​​‍‌‌​ ​‍​ ​‍‌‍‌‌​ ‍​​ ‌‌​ ‌‌‌‍​ ​ ​‍‌‍​ ‌‍​‌​ ‌‍​ ​​​ ​ ​ ‌‌​‍‌‌​ ​‍​ ​‍​‍‌‌​ ‌‌‌​‌​​‍ ‍‌ ​​‌‍ ‌‍‍‌‌‍ ‍‌ ‌​‌ ​ ‌​ ‌‍‌‍‌​‍‌‌‍ ‍‌ ‌​‌‍‌‌‌ ​‍‌‍‌‌‌ ​ ‌ ‌​‌ ​ ​‍‌‌​ ‌‌‌​​‍‌‌ ‌‍‍ ‌‍‌‌‌ ‍‌​‍‌‌​ ​ ‌​‌​​‍‌‌​ ​ ‌​‌​​‍‌‌​ ​‍​ ​‍‌‍‌‌‌‍‌​​ ​‌‌‍​ ‌‍​‌​ ‍‌​ ​​​ ​ ​ ​ ​ ‌‌​ ​‍​ ‍‌​‍‌‌​ ​‍​ ​‍​‍‌‌​ ‌‌‌​‌​​‍ ‍‌‍‌​‌‍‌‌‌ ‌​‌‍​‌‌‍‍‌‌‍ ​​ ‌‍​‍‌‍​‌‌ ​ ‌‍‌‌‌‌‌‌‌ ​‍‌‍ ​​ ‌‌‍‍​‌ ‌​‌ ‌​‌ ​​‌ ​ ​‍‌‌​ ​ ‌​​‌​‍‌‌​ ​‍‌​‌‍​‍‌‌​ ​‍‌​‌‍‌‍ ​​‍ ‌‌‍​‌‌‍ ‍‌‍‌​​‍ ‌‌ ​‍​‍ ‌‌‍‍​‌‍ ‌ ‌​‌‍‌‌‌‍ ​‌ ​ ​‍ ‌‌ ​ ‌ ‌​‌ ‌‌‌‍‌​‌‍‍‌‌‍ ​‍ ‍‌ ‌‍‌‍‌‌‌ ​‍‌‍​ ‌‍‌‌‌‍ ​​‍ ‍‌‍​‌‌ ​​‌ ​​​‍‌‍‌‍‍‌‌‍‌​​ ‌​ ‌‍‌‍‌​​ ​‌‌‍‌‌​ ​ ​ ‌ ‌‍‌​​ ​‌​‍ ‌​ ​‌‌‍‌​​ ​​‌‍‌‌​‍ ‌​ ‌​‌‍‌‍‌‍‌‍‌‍​‍​‍ ‌‌‍​‌​ ​ ​ ​‍​ ​‌​‍ ‌‌‍​‌​ ​‍​ ‌‍‌‍​ ​ ‌ ​ ​ ​ ‍‌​ ‌​​ ‌‌​ ‌‍‌‍​‍​ ​​​‍‌‍‌ ‌​‌ ‍‌‌ ​​‌‍‌‌​ ‌‌‍‍​‌‍ ‌ ‌​‌‍‌‌‌‍ ​‌‌​ ‌‍‍‌‌ ‌​‌‍‌‌‌‌​​‌‍​‌‌‍‌ ‌‍‌‌​‍‌‍‌ ​​‌‍​‌‌ ‌​‌‍‍​​ ‌‌ ​​‌‍​‌‌‍‌ ‌‍‌‌‌​​‍‌ ‌‌‌‍‍‌‌‍ ​‌‍‌​‌‍‌‌‌ ​‍​‍‌‌​ ‌‌‌​​‍‌‌ ‌‍‍ ‌‍‌‌‌ ‍‌​‍‌‌​ ​ ‌​‌​​‍‌‌​ ​ ‌​‌​​‍‌‌​ ​‍​ ​‍‌‍‌‌​ ‍​​ ‌‌​ ‌‌‌‍​ ​ ​‍‌‍​ ‌‍​‌​ ‌‍​ ​​​ ​ ​ ‌‌​‍‌‌​ ​‍​ ​‍​‍‌‌​ ‌‌‌​‌​​‍ ‍‌ ​​‌‍ ‌‍‍‌‌‍ ‍‌ ‌​‌ ​ ‌​ ‌‍‌‍‌​‍‌‌‍ ‍‌ ‌​‌‍‌‌‌ ​‍‌‍‌‌‌ ​ ‌ ‌​‌ ​ ​‍‌‌​ ‌‌‌​​‍‌‌ ‌‍‍ ‌‍‌‌‌ ‍‌​‍‌‌​ ​ ‌​‌​​‍‌‌​ ​ ‌​‌​​‍‌‌​ ​‍​ ​‍‌‍‌‌‌‍‌​​ ​‌‌‍​ ‌‍​‌​ ‍‌​ ​​​ ​ ​ ​ ​ ‌‌​ ​‍​ ‍‌​‍‌‌​ ​‍​ ​‍​‍‌‌​ ‌‌‌​‌​​‍ ‍‌‍‌​‌‍‌‌‌ ‌​‌‍​‌‌‍‍‌‌‍ ​​‍‌‍‌ ​​‌‍‌‌‌ ​‍‌ ​ ‌ ​​‌‍‌‌‌‍​ ‌ ‌​‌‍‍‌‌ ‌‍‌‍‌‌​ ‌‌ ​​‌ ‌‌‌‍​‍‌‍ ​‌‍‍‌‌ ​ ‌‍‍​‌‍‌‌‌‍‌​​‍​‍‌ ‌
9